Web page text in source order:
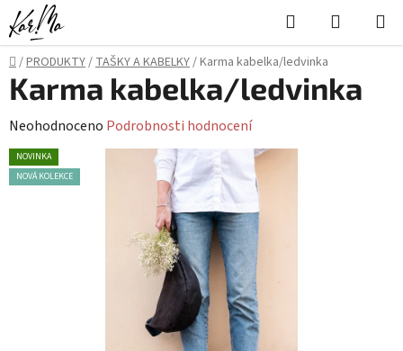
Přejít
na
obsah
Hledat
KOŠÍK
Domů
/PRODUKTY/TAŠKY A KABELKY/Karma kabelka/ledvinka
Karma kabelka/ledvinka
Průměrné
hodnocení
produktu
Neohodnoceno Podrobnosti hodnocení
NOVINKA
NOVÁ KOLEKCE